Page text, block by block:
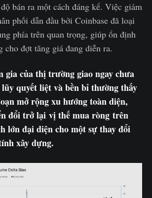
bán ra một cách đáng kể. Việc giảm
phối dẫn đầu bởi Coinbase đã loại
phía trên quan trọng, giúp ổn định
cho đợt tăng giá đang diễn ra.
gia của thị trường giao ngay chưa
quyết liệt và bền bỉ thường thấy
mở rộng xu hướng toàn diện,
đổi trở lại vị thế mua ròng trên
lớn đại diện cho một sự thay đổi
xây dựng.